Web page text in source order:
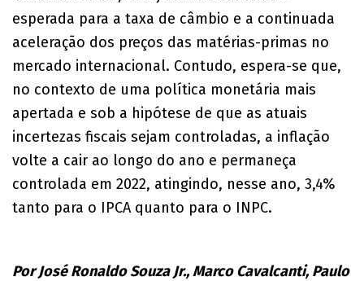
esperada para a taxa de câmbio e a continuada
aceleração dos preços das matérias-primas no
mercado internacional. Contudo, espera-se que,
no contexto de uma política monetária mais
apertada e sob a hipótese de que as atuais
incertezas fiscais sejam controladas, a inflação
volte a cair ao longo do ano e permaneça
controlada em 2022, atingindo, nesse ano, 3,4%
tanto para o IPCA quanto para o INPC.
Por José Ronaldo Souza Jr., Marco Cavalcanti, Paulo